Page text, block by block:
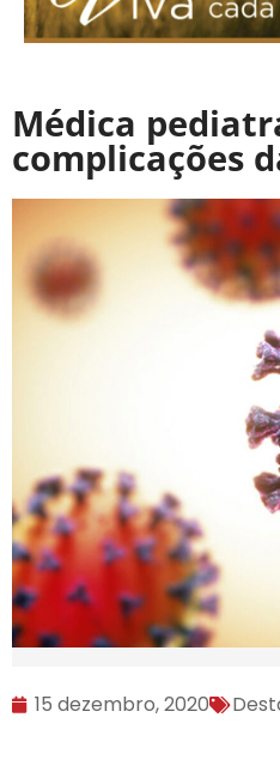
Médica
complicações
15 dezembro, 2020